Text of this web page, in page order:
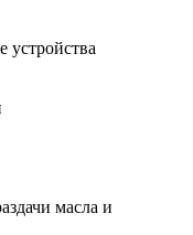
устройства
масла и